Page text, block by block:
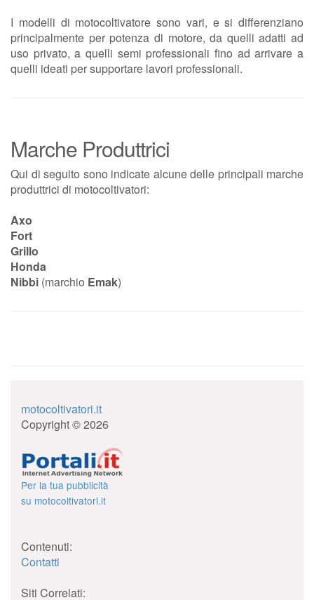
I modelli di motocoltivatore sono vari, e si differenziano
principalmente per potenza di motore, da quelli adatti ad
uso privato, a quelli semi professionali fino ad arrivare a
quelli ideati per supportare lavori professionali.
Marche Produttrici
Qui di seguito sono indicate alcune delle principali marche
produttrici di motocoltivatori:
Axo
Fort
Grillo
Honda
Nibbi (marchio Emak)
motocoltivatori.it
Copyright © 2026
Per la tua pubblicità
su motocoltivatori.it
Contenuti:
Contatti
Siti Correlati: